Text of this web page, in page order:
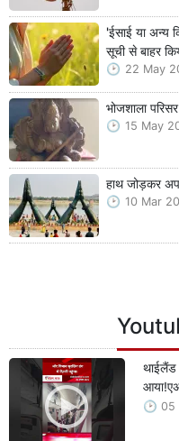
'ईसाई या अन्य
सूची से बाहर
22 May
भोजशाला
15 May
हाथ जोड़कर
10 Mar
थाईलैंड
05